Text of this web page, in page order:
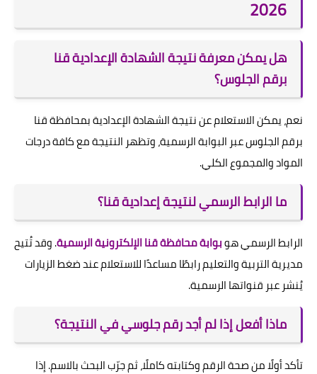
2026
هل يمكن معرفة نتيجة الشهادة الإعدادية قنا
برقم الجلوس؟
نعم، يمكن الاستعلام عن نتيجة الشهادة الإعدادية بمحافظة قنا
برقم الجلوس عبر البوابة الرسمية، وتظهر النتيجة مع كافة درجات
المواد والمجموع الكلي.
ما الرابط الرسمي لنتيجة إعدادية قنا؟
الرابط الرسمي هوبوابة محافظة قنا الإلكترونية الرسمية. وقد تُتيح
مديرية التربية والتعليم رابطًا مساعدًا للاستعلام عند ضغط الزيارات
يُنشر عبر قنواتها الرسمية.
ماذا أفعل إذا لم أجد رقم جلوسي في النتيجة؟
تأكد أولًا من صحة الرقم وكتابته كاملًا، ثم جرّب البحث بالاسم. إذا